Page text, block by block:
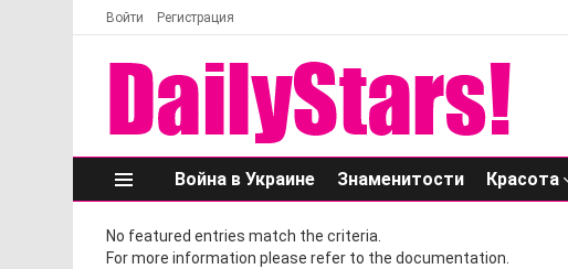
Войти Регистрация
Меню
Война в Украине Знаменитости Красота
No featured entries match the criteria.
For more information please refer to the documentation.